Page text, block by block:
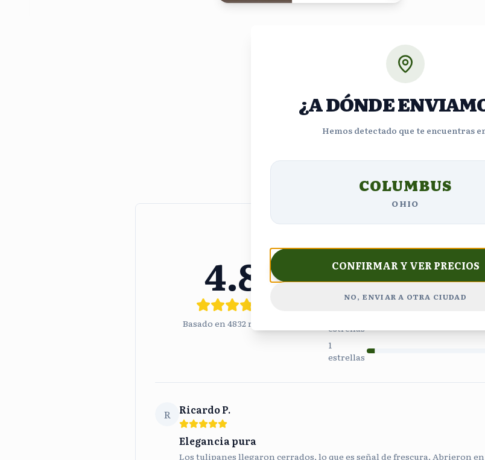
Opiniones de
4.8
Basado en4832reseñas
estrellas
estrellas
estrellas
1
estrellas
R Ricardo P.
Elegancia pura
Los tulipanes llegaron cerrados, lo que es señal de frescura. Abrieron
¿A DÓNDE
Hemos detectado que te encuentras
COLUMBUS
OHIO
CONFIRMAR Y VER PRECIOS
NO, ENVIAR A OTRA CIUDAD